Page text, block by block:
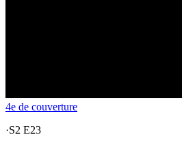
4e de couverture
·S2 E23